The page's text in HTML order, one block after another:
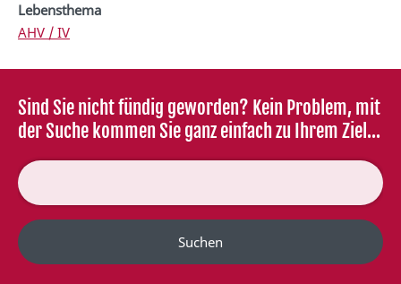
Lebensthema
AHV / IV
Sind Sie nicht fündig geworden? Kein Problem, mit
der Suche kommen Sie ganz einfach zu Ihrem Ziel...
Suchen